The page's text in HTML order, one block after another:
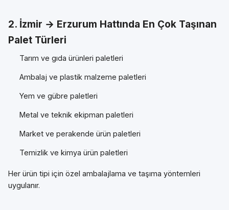
2. İzmir → Erzurum Hattında En Çok Taşınan
Palet Türleri
Tarım ve gıda ürünleri paletleri
Ambalaj ve plastik malzeme paletleri
Yem ve gübre paletleri
Metal ve teknik ekipman paletleri
Market ve perakende ürün paletleri
Temizlik ve kimya ürün paletleri
Her ürün tipi için özel ambalajlama ve taşıma yöntemleri
uygulanır.